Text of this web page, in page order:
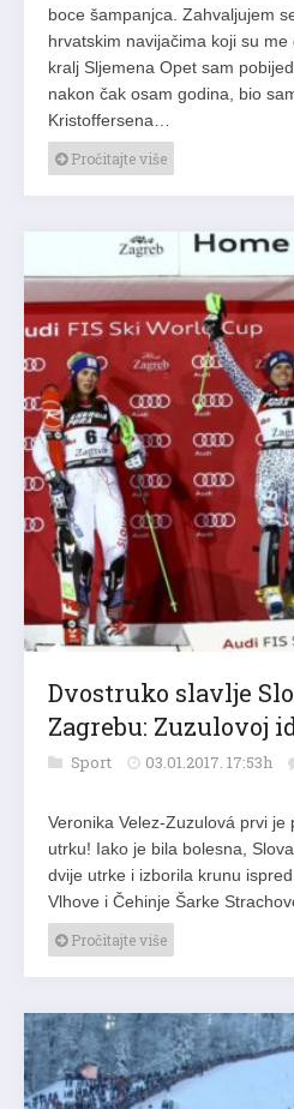
boce šampanjca. Zahvaljujem
hrvatskim navijačima koji su
kralj Sljemena Opet sam
nakon čak osam godina, bio
Kristoffersena…
Pročitajte više
Dvostruko slavlje
Zagrebu: Zuzulovoj
Sport 03.01.2017. 17:53h
Veronika Velez-Zuzulová prvi je
utrku! Iako je bila bolesna,
dvije utrke i izborila krunu
Vlhove i Čehinje Šarke
Pročitajte više